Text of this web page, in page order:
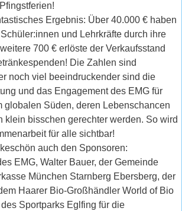
Ergebnis: Über 40.000 € haben
und Lehrkräfte durch ihre
700 € erlöste der Verkaufsstand
Die Zahlen sind
noch viel beeindruckender sind die
und das Engagement des EMG für
globalen Süden, deren Lebenschancen
klein bisschen gerechter werden. So wird
für alle sichtbar!
auch den Sponsoren:
EMG, Walter Bauer, der Gemeinde
München Starnberg Ebersberg, der
Haarer Bio-Großhändler World of Bio
Sportparks Eglfing für die